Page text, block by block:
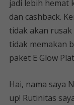
jadi lebih hemat
dan cashback.
tidak akan
tidak memakan
paket E Glow
Hai, nama saya
up! Rutinitas